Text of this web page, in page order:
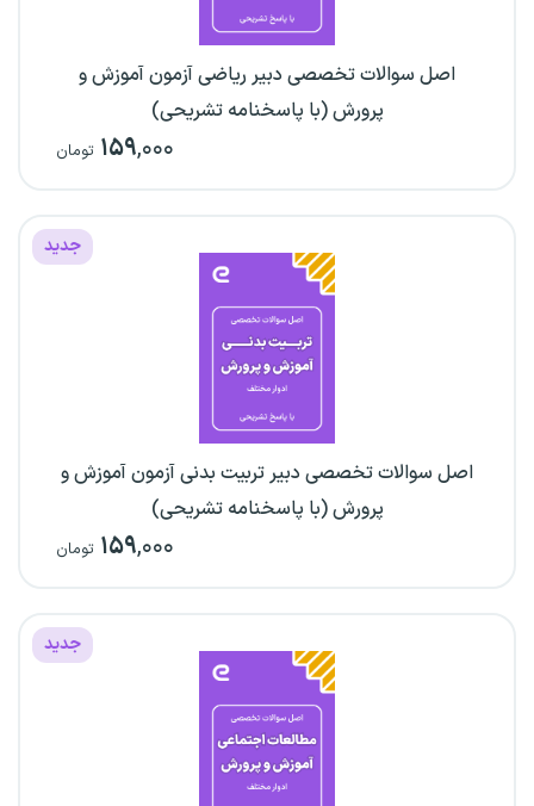
اصل سوالات تخصصی دبیر ریاضی آزمون آموزش و
پرورش (با پاسخنامه تشریحی)
۱۵۹,۰۰۰ تومان
جدید
اصل سوالات تخصصی دبیر تربیت بدنی آزمون آموزش و
پرورش (با پاسخنامه تشریحی)
۱۵۹,۰۰۰ تومان
جدید